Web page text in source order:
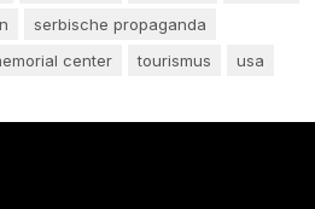
serbische propaganda
center tourismus usa